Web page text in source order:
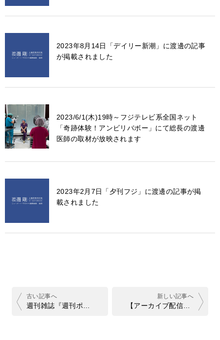
2023年8月14日「デイリー新潮」に渡邊の記事
が掲載されました
2023/6/1(木)19時～フジテレビ系全国ネット
「奇跡体験！アンビリバボー」にて総長の渡邊
医師の取材が放映されます
2023年2月7日「夕刊フジ」に渡邊の記事が掲
載されました